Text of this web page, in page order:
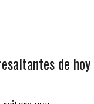
de hoy